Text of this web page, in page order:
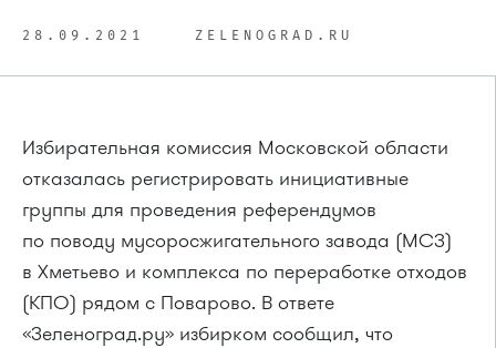
28.09.2021 ZELENOGRAD.RU
Избирательная комиссия Московской области
отказалась регистрировать инициативные
группы для проведения референдумов
по поводу мусоросжигательного завода (МСЗ)
в Хметьево и комплекса по переработке отходов
(КПО) рядом с Поварово. В ответе
«Зеленоград.ру» избирком сообщил, что